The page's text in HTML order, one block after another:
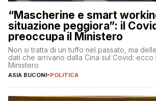
“Mascherine e smart
situazione peggiora”: il
preoccupa il Ministero
Non si tratta di un tuffo nel passato, ma
dati che arrivano dalla Cina sul Covid:
Ministero
ASIA BUCONI-POLITICA